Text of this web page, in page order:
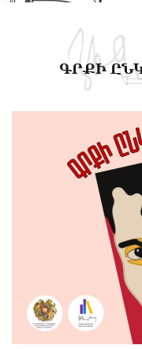
ԳՐՔԻ